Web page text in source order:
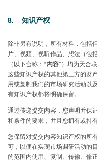
8. 知识产权
除非另有说明，所有材料，包括
片、视频、视听作品、想法（包
（以下合称：“内容”）均为天合
这些知识产权的其他第三方的财
用或复制我们的市场研究活动以
有知识产权都将明确保留。
通过传递提交内容，您声明并保
和条件的要求，并且您拥有或持
您保留对提交内容知识产权的所
可，以便在实现市场调研活动的
的范围内使用、复制、传输、修